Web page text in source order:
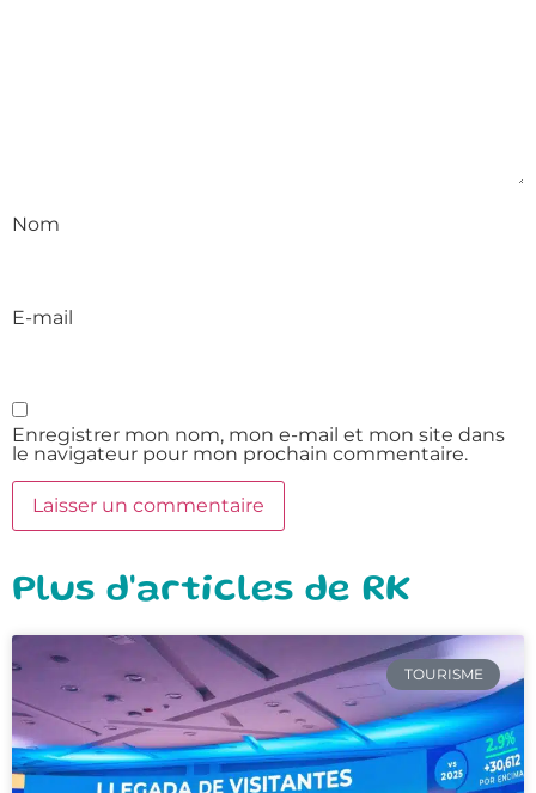
Nom
E-mail
Enregistrer mon nom, mon e-mail et mon site dans
le navigateur pour mon prochain commentaire.
Plus d'articles de RK
TOURISME